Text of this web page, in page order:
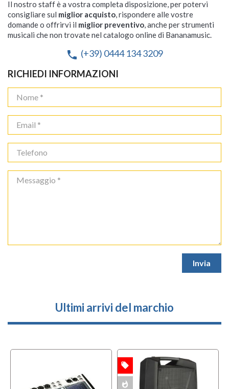
Il nostro staff è a vostra completa disposizione, per potervi
consigliare sul miglior acquisto, rispondere alle vostre
domande o offrirvi il miglior preventivo, anche per strumenti
musicali che non trovate nel catalogo online di Bananamusic.
phone (+39) 0444 134 3209
RICHIEDI INFORMAZIONI
Ultimi arrivi del marchio
local_offer
MULTIPACK whatshot